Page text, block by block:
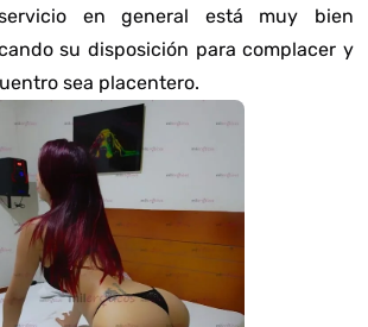
en general está muy bien
su disposición para complacer y
sea placentero.